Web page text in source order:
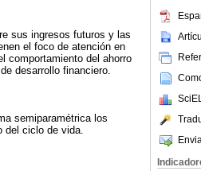
sus ingresos futuros y las
el foco de atención en
comportamiento del ahorro
desarrollo financiero.
semiparamétrica los
del ciclo de vida.